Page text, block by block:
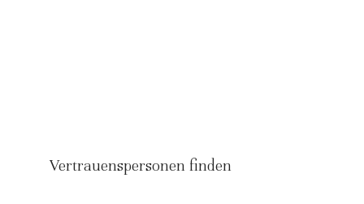
Vertrauenspersonen finden